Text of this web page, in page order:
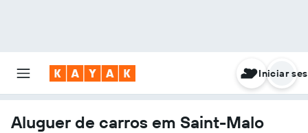
Iniciar
Aluguer de carros em Saint-Malo